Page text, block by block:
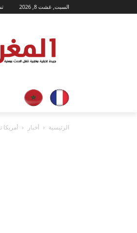
السبت, غشت 8, 2026
الرئيسية أخبار أمريكا تتبرع